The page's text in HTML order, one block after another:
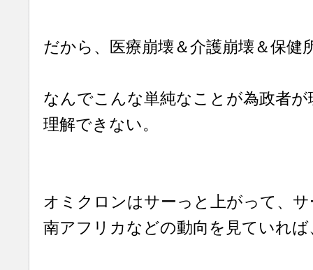
だから、医療崩壊＆介護崩壊＆保健
なんでこんな単純なことが為政者
理解できない。
オミクロンはサーっと上がって、
南アフリカなどの動向を見ていれば